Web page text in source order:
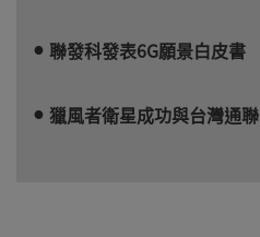
聯發科發表6G願景白皮書
獵風者衛星成功與台灣通聯